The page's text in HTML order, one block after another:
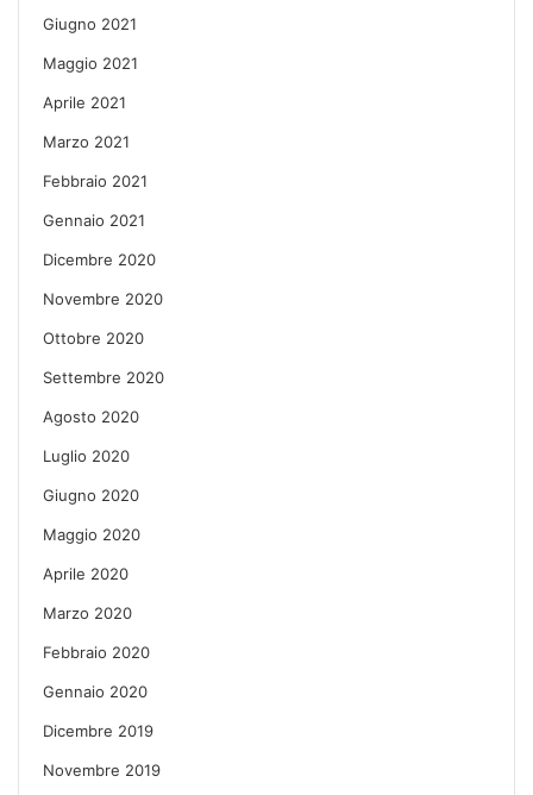
Giugno 2021
Maggio 2021
Aprile 2021
Marzo 2021
Febbraio 2021
Gennaio 2021
Dicembre 2020
Novembre 2020
Ottobre 2020
Settembre 2020
Agosto 2020
Luglio 2020
Giugno 2020
Maggio 2020
Aprile 2020
Marzo 2020
Febbraio 2020
Gennaio 2020
Dicembre 2019
Novembre 2019